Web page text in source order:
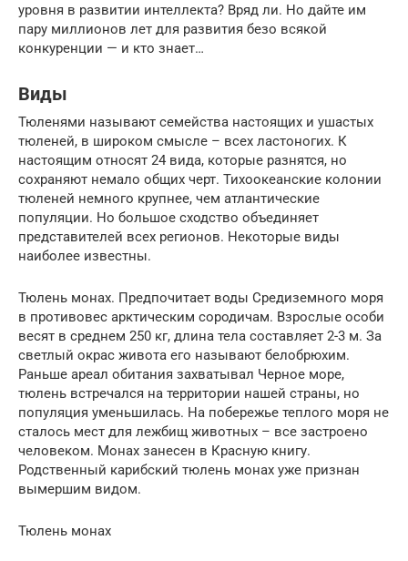
уровня в развитии интеллекта? Вряд ли. Но дайте им
пару миллионов лет для развития безо всякой
конкуренции — и кто знает…
Виды
Тюленями называют семейства настоящих и ушастых
тюленей, в широком смысле – всех ластоногих. К
настоящим относят 24 вида, которые разнятся, но
сохраняют немало общих черт. Тихоокеанские колонии
тюленей немного крупнее, чем атлантические
популяции. Но большое сходство объединяет
представителей всех регионов. Некоторые виды
наиболее известны.
Тюлень монах. Предпочитает воды Средиземного моря
в противовес арктическим сородичам. Взрослые особи
весят в среднем 250 кг, длина тела составляет 2-3 м. За
светлый окрас живота его называют белобрюхим.
Раньше ареал обитания захватывал Черное море,
тюлень встречался на территории нашей страны, но
популяция уменьшилась. На побережье теплого моря не
сталось мест для лежбищ животных – все застроено
человеком. Монах занесен в Красную книгу.
Родственный карибский тюлень монах уже признан
вымершим видом.
Тюлень монах